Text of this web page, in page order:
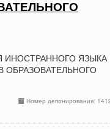
ИНОСТРАННОГО ЯЗЫКА
ОБРАЗОВАТЕЛЬНОГО
Номер депонирования: